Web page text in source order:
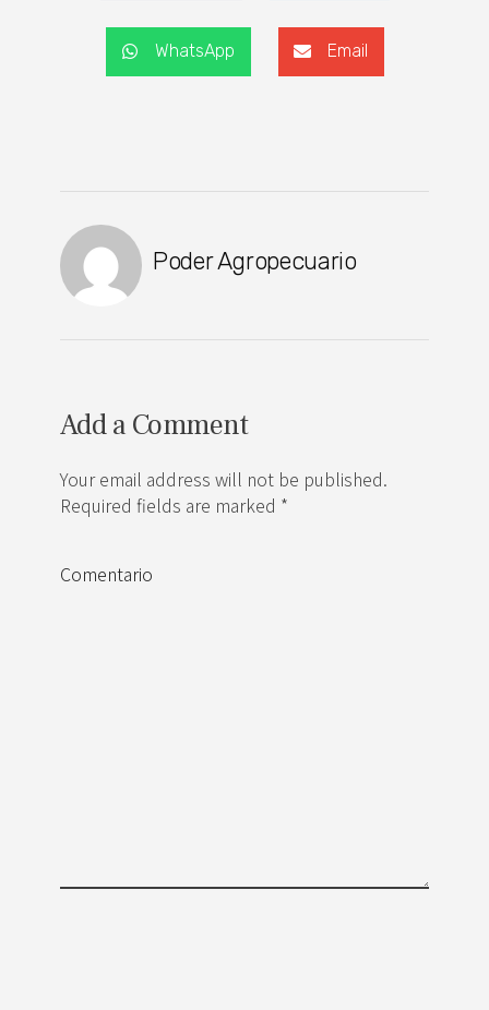
WhatsApp Email
Poder Agropecuario
Add a Comment
Your email address will not be published.
Required fields are marked *
Comentario